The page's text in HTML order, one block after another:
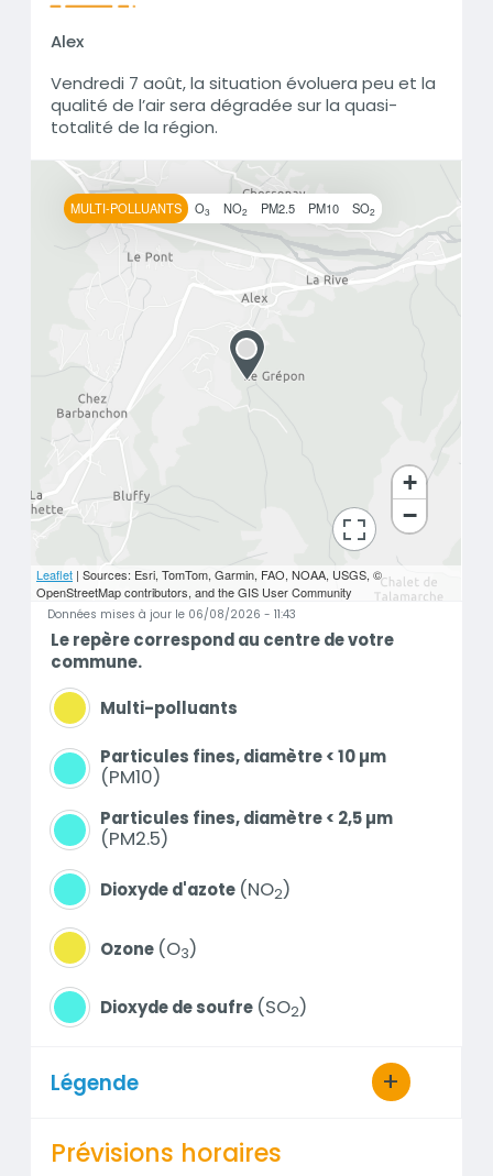
Alex
Vendredi 7 août, la situation évoluera peu et la
qualité de l’air sera dégradée sur la quasi-
totalité de la région.
MULTI-POLLUANTS O3 NO2 PM2.5 PM10 SO2
bouton d'actions
+
−
Leaflet| Sources: Esri, TomTom, Garmin, FAO, NOAA, USGS, ©
OpenStreetMap contributors, and the GIS User Community
Données mises à jour le 06/08/2026 - 11:43
Le repère correspond au centre de votre
commune.
Multi-polluants
Particules fines, diamètre < 10 µm
PM10
Particules fines, diamètre < 2,5 µm
PM2.5
Dioxyde d'azote NO2
Ozone O3
Dioxyde de soufre SO2
Légende
Prévisions horaires